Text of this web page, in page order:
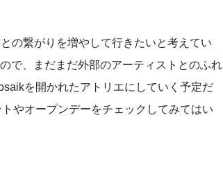
の繋がりを増やして行きたいと考えてい
で、まだまだ外部のアーティストとのふれ
を開かれたアトリエにしていく予定だ
やオープンデーをチェックしてみてはい